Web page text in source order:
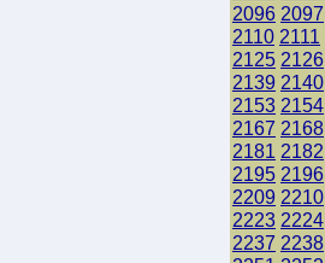
2096 2097
2110 2111
2125 2126
2139 2140
2153 2154
2167 2168
2181 2182
2195 2196
2209 2210
2223 2224
2237 2238